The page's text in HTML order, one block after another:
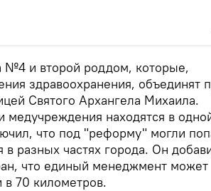
№4 и второй роддом, которые,
здравоохранения, объединят
Святого Архангела Михаила.
медучреждения находятся в
что под "реформу" могли
разных частях города. Он
что единый менеджмент может
70 километров.